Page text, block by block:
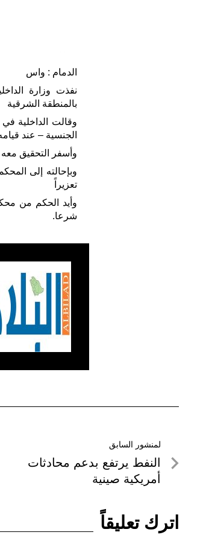
الدمام : واس
نفذت وزارة
بالمنطقة الشرقية
وقالت الداخلية
الجنسية – عند
وأسفر التحقيق معه
وبإحالته إلى
تعزيراً
وأيد الحكم من
شرعا.
تصفّح
المقالات
لمنشور السابق
لمنشور
السابق
النفط يرتفع بدعم محادثات
أمريكية صينية
اترك تعليقاً